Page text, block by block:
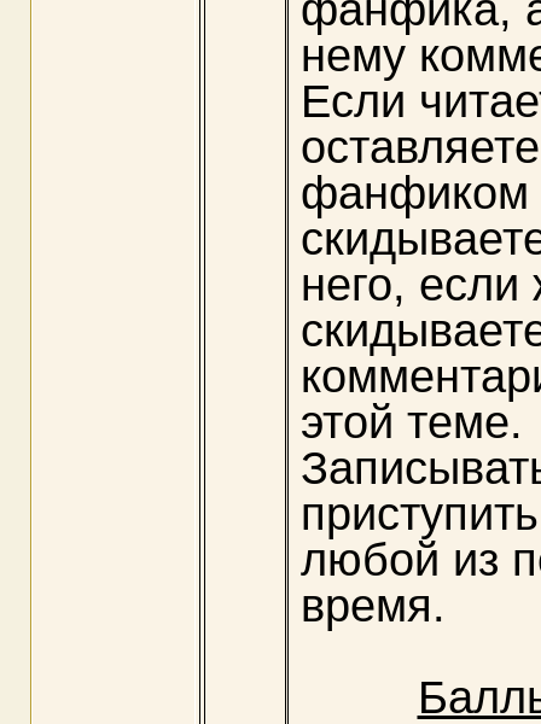
нему
Если
фанфиком
него, если
этой теме.
любой из
время.